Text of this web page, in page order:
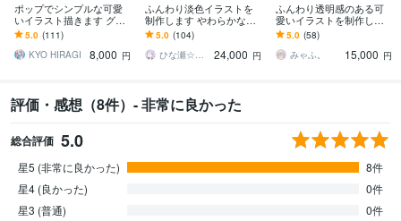
ポップでシンプルな可愛
いイラスト描きます グッ
ズ・SNSアイコン・配信
背景・記念イラスト等に
是非！
5.0 (111)
KYO HIRAGI
8,000 円
ふんわり淡色イラストを
制作します やわらかな色
味で活動を彩ります。動
画制作にも対応可能です
⟡.
5.0 (104)
ひな瀬☆イラスト
24,000 円
ふんわり透明感のある可
愛いイラストを制作しま
す ☆サムネ、おはV、ボ
カロMV、歌ってみた☆商
用利用込み◎
5.0 (58)
みゃふ。
15,000 円
評価・感想（8件）- 非常に良かった
総合評価 5.0
星5 (非常に良かった)
8件
星4 (良かった)
0件
星3 (普通)
0件